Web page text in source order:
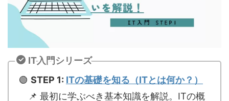
IT入門シリーズ
🟢 STEP 1: ITの基礎を知る（ITとは何か？）
📌 最初に学ぶべき基本知識を解説。ITの概